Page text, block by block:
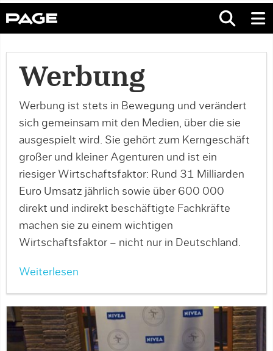
Werbung
Werbung ist stets in Bewegung und verändert
sich gemeinsam mit den Medien, über die sie
ausgespielt wird. Sie gehört zum Kerngeschäft
großer und kleiner Agenturen und ist ein
riesiger Wirtschaftsfaktor: Rund 31 Milliarden
Euro Umsatz jährlich sowie über 600 000
direkt und indirekt beschäftigte Fachkräfte
machen sie zu einem wichtigen
Wirtschaftsfaktor – nicht nur in Deutschland.
Weiterlesen